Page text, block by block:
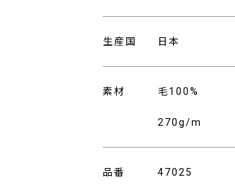
生産国 日本
素材 毛100%
270g/m
品番 47025